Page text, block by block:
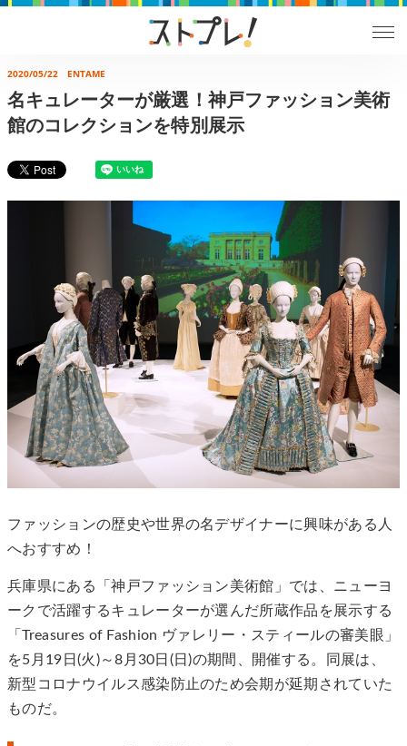
2020/05/22 ENTAME
名キュレーターが厳選！神戸ファッション美術
館のコレクションを特別展示
ファッションの歴史や世界の名デザイナーに興味がある人
へおすすめ！
兵庫県にある「神戸ファッション美術館」では、ニューヨ
ークで活躍するキュレーターが選んだ所蔵作品を展示する
「Treasures of Fashion ヴァレリー・スティールの審美眼」
を5月19日(火)～8月30日(日)の期間、開催する。同展は、
新型コロナウイルス感染防止のため会期が延期されていた
ものだ。